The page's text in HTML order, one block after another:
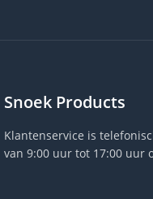
Snoek Products
Klantenservice is
van 9:00 uur tot 17:00 uur